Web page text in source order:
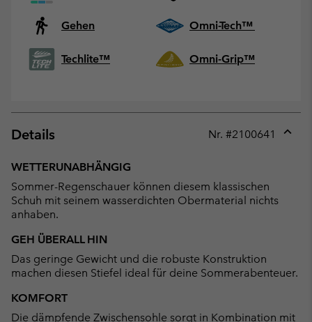
Gehen Omni-Tech™
Techlite™ Omni-Grip™
Details Nr. #2100641
WETTERUNABHÄNGIG
Sommer-Regenschauer können diesem klassischen
Schuh mit seinem wasserdichten Obermaterial nichts
anhaben.
GEH ÜBERALL HIN
Das geringe Gewicht und die robuste Konstruktion
machen diesen Stiefel ideal für deine Sommerabenteuer.
KOMFORT
Die dämpfende Zwischensohle sorgt in Kombination mit